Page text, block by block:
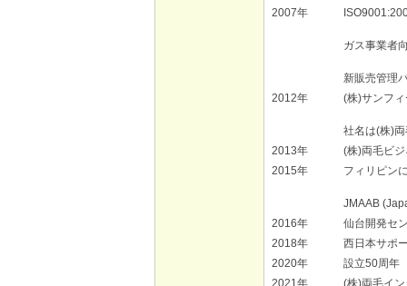
2007年
ガス事業者
新販売管理
2012年
(株)サンフ
社名は(株)
2013年
(株)両毛ビ
2015年
フィリピン
JMAAB
2016年
仙台開発セ
2018年
西日本サポ
2020年
設立50周年
2021年
(株)両毛イ